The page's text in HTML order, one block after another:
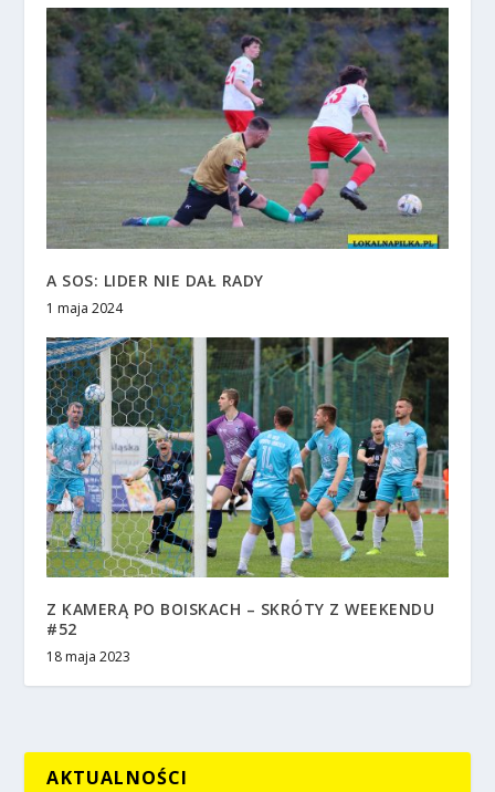
A SOS: LIDER NIE DAŁ RADY
1 maja 2024
Z KAMERĄ PO BOISKACH – SKRÓTY Z WEEKENDU
#52
18 maja 2023
AKTUALNOŚCI